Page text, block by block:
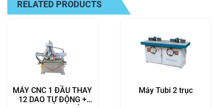
RELATED PRODUCTS
MÁY CNC 1 ĐẦU THAY
12 DAO TỰ ĐỘNG +
Máy Tubi 2 trục